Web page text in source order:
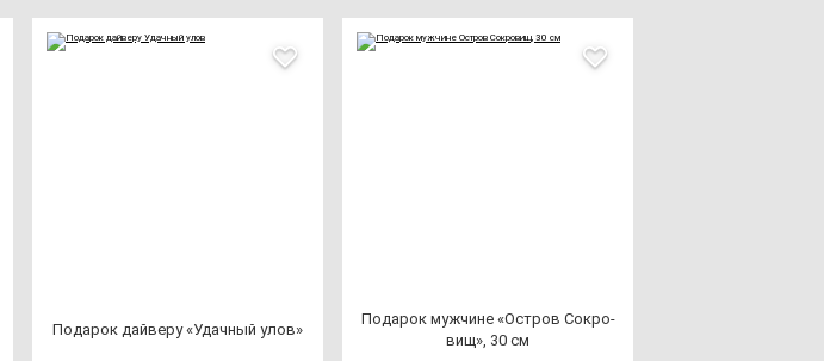
Пода­рок дай­ве­ру «Удач­ный улов»
Пода­рок муж­чи­не «Остров Сок­ро­
вищ», 30 см